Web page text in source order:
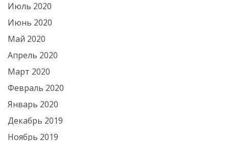
Июль 2020
Июнь 2020
Май 2020
Апрель 2020
Март 2020
Февраль 2020
Январь 2020
Декабрь 2019
Ноябрь 2019